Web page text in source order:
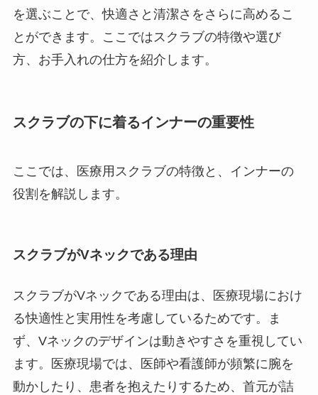
を選ぶことで、快適さと清潔さをさらに高めるこ
とができます。ここではスクラブの特徴や選び
方、お手入れの仕方を紹介します。
スクラブの下に着るインナーの重要性
ここでは、医療用スクラブの特徴と、インナーの
役割を解説します。
スクラブがVネックである理由
スクラブがVネックである理由は、医療現場におけ
る快適性と実用性を考慮しているためです。ま
ず、Vネックのデザインは動きやすさを重視してい
ます。医療現場では、医師や看護師が頻繁に腕を
動かしたり、患者を抱えたりするため、首元が詰